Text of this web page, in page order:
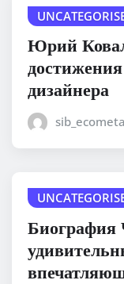
Юрий
дизайнера
Биография